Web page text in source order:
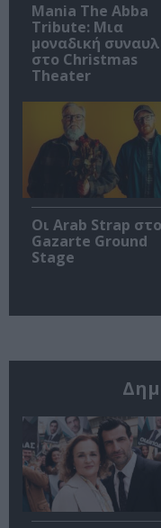
Mania The Abba
Tribute: Μια
μοναδική
στο Christmas
Theater
Οι Arab Strap στο
Gazarte Ground
Stage